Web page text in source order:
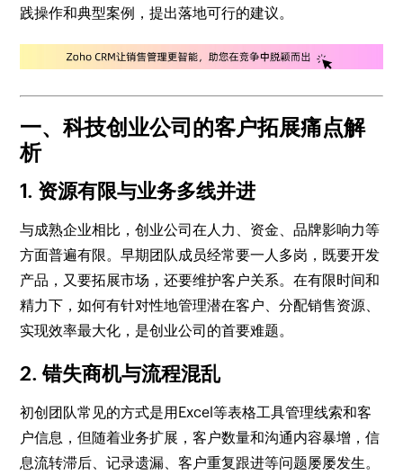
践操作和典型案例，提出落地可行的建议。
一、科技创业公司的客户拓展痛点解
析
1. 资源有限与业务多线并进
与成熟企业相比，创业公司在人力、资金、品牌影响力等
方面普遍有限。早期团队成员经常要一人多岗，既要开发
产品，又要拓展市场，还要维护客户关系。在有限时间和
精力下，如何有针对性地管理潜在客户、分配销售资源、
实现效率最大化，是创业公司的首要难题。
2. 错失商机与流程混乱
初创团队常见的方式是用Excel等表格工具管理线索和客
户信息，但随着业务扩展，客户数量和沟通内容暴增，信
息流转滞后、记录遗漏、客户重复跟进等问题屡屡发生。